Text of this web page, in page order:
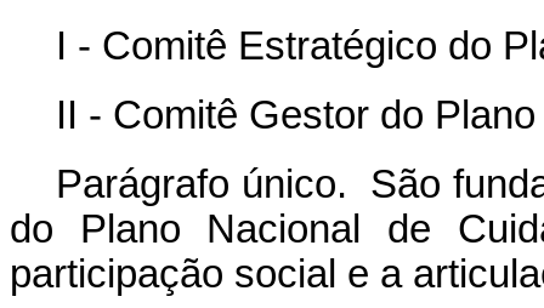
I - Comitê Estratégico do
II - Comitê Gestor do
Parágrafo único. São
do Plano Nacional de
participação social e a